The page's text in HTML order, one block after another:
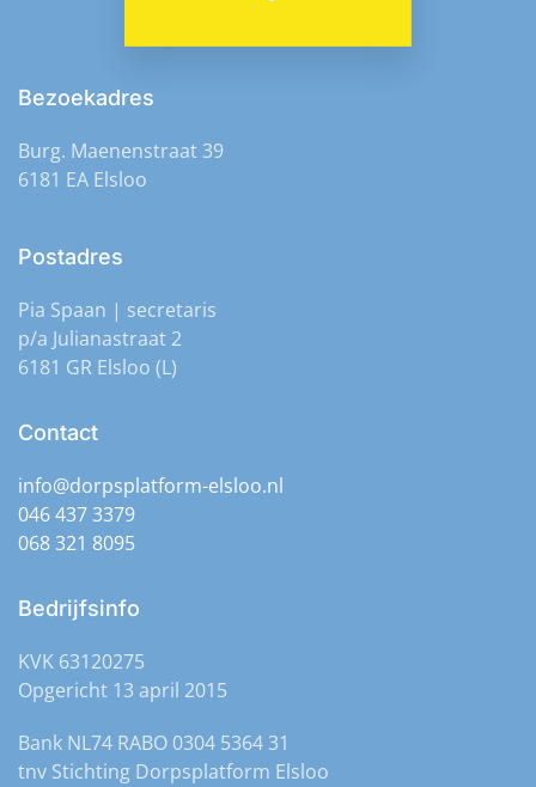
Bezoekadres
Burg. Maenenstraat 39
6181 EA Elsloo
Postadres
Pia Spaan | secretaris
p/a Julianastraat 2
6181 GR Elsloo (L)
Contact
info@dorpsplatform-elsloo.nl
046 437 3379
068 321 8095
Bedrijfsinfo
KVK 63120275
Opgericht 13 april 2015
Bank NL74 RABO 0304 5364 31
tnv Stichting Dorpsplatform Elsloo